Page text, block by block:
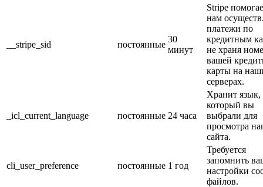
__stripe_sid постоянные
30
минут
Stripe
нам
платежи по
кредитным
не храня
вашей
карты на
серверах.
_icl_current_language постоянные 24 часа
Хранит язык,
который вы
выбрали для
просмотра
сайта.
cli_user_preference постоянные 1 год
Требуется
запомнить
настройки
файлов.